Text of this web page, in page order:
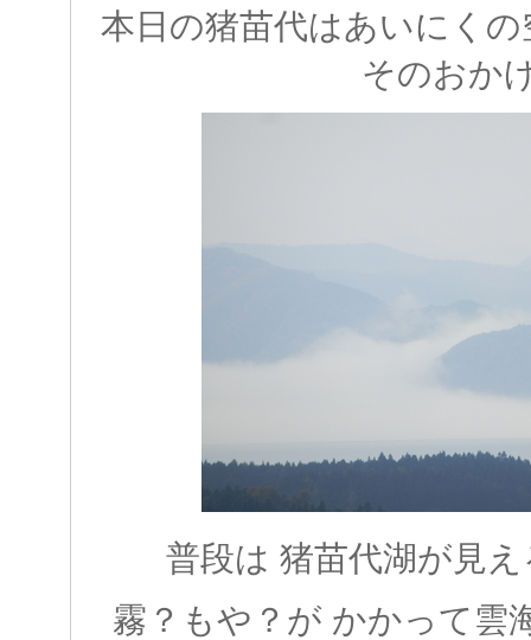
本日の猪苗代はあいにく
そのおか
普段は 猪苗代湖が見
霧？もや？が かかって雲